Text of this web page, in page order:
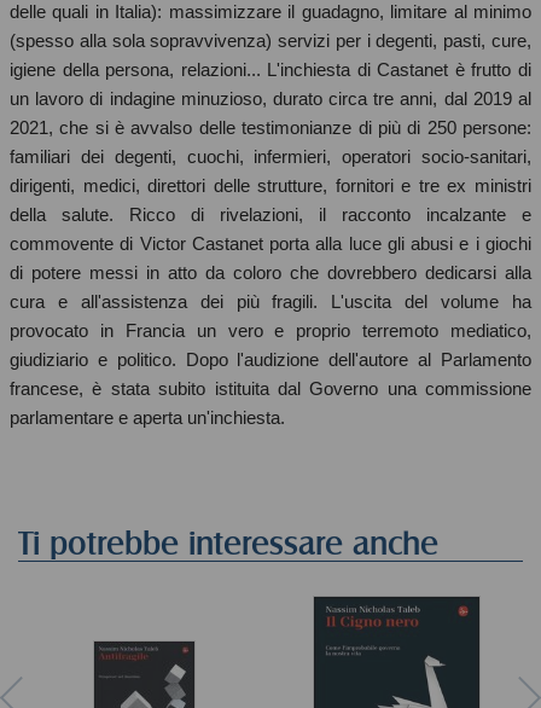
delle quali in Italia): massimizzare il guadagno, limitare al minimo
(spesso alla sola sopravvivenza) servizi per i degenti, pasti, cure,
igiene della persona, relazioni... L'inchiesta di Castanet è frutto di
un lavoro di indagine minuzioso, durato circa tre anni, dal 2019 al
2021, che si è avvalso delle testimonianze di più di 250 persone:
familiari dei degenti, cuochi, infermieri, operatori socio-sanitari,
dirigenti, medici, direttori delle strutture, fornitori e tre ex ministri
della salute. Ricco di rivelazioni, il racconto incalzante e
commovente di Victor Castanet porta alla luce gli abusi e i giochi
di potere messi in atto da coloro che dovrebbero dedicarsi alla
cura e all'assistenza dei più fragili. L'uscita del volume ha
provocato in Francia un vero e proprio terremoto mediatico,
giudiziario e politico. Dopo l'audizione dell'autore al Parlamento
francese, è stata subito istituita dal Governo una commissione
parlamentare e aperta un'inchiesta.
Ti potrebbe interessare anche